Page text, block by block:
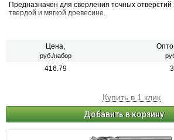
Предназначен для сверления точных
твердой и мягкой древесине.
Цена,
руб./набор
416.79
Купить в 1 клик
Добавить в корзину